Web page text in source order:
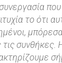
το ότι
συνθήκες.